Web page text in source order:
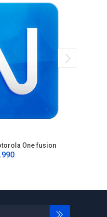
One fusion